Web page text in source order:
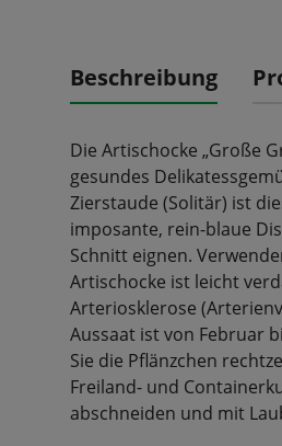
Beschreibung
Die Artischocke „Große
gesundes
Zierstaude (Solitär) ist
imposante, rein-blaue
Schnitt eignen.
Artischocke ist leicht
Arteriosklerose
Aussaat ist von Februar
Sie die Pflänzchen
Freiland- und
abschneiden und mit